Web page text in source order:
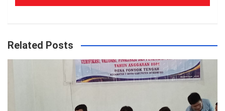
Related Posts